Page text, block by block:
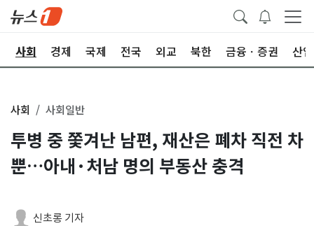
사회 경제 국제 전국 외교 북한 금융ㆍ증권 산업
사회 사회일반
투병 중 쫓겨난 남편, 재산은 폐차 직전 차
뿐…아내·처남 명의 부동산 충격
신초롱 기자